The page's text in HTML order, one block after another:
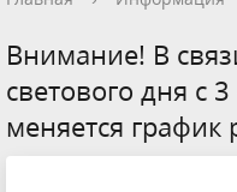
Внимание! В
светового дня с
меняется график